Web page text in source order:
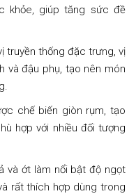
khỏe, giúp tăng sức đề
truyền thống đặc trưng, vị
và đậu phụ, tạo nên món
chế biến giòn rụm, tạo
hợp với nhiều đối tượng
và ớt làm nổi bật độ ngọt
rất thích hợp dùng trong